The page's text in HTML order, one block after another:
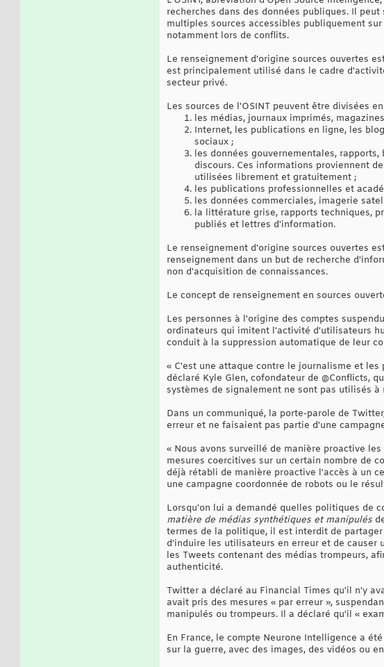
recherches dans des données publiques. Il
multiples sources accessibles publiquement
notamment lors de conflits.
Le renseignement d'origine sources ouvertes
est principalement utilisé dans le cadre
secteur privé.
Les sources de l'OSINT peuvent être divisées
les médias, journaux imprimés,
Internet, les publications en ligne, les
sociaux ;
les données gouvernementales,
discours. Ces informations proviennent
utilisées librement et gratuitement ;
les publications professionnelles et
les données commerciales, imagerie
la littérature grise, rapports techniques,
publiés et lettres d'information.
Le renseignement d'origine sources ouvertes
renseignement dans un but de recherche
non d'acquisition de connaissances.
Le concept de renseignement en sources
Les personnes à l'origine des comptes
ordinateurs qui imitent l'activité d'utilisateurs
conduit à la suppression automatique de leur
« C'est une attaque contre le journalisme et
déclaré Kyle Glen, cofondateur de @Conflicts,
systèmes de signalement ne sont pas utilisés
Dans un communiqué, la porte-parole de
erreur et ne faisaient pas partie d'une
« Nous avons surveillé de manière proactive
mesures coercitives sur un certain nombre de
déjà rétabli de manière proactive l'accès à un
une campagne coordonnée de robots ou le
Lorsqu'on lui a demandé quelles politiques de
matière de médias synthétiques et manipulés
termes de la politique, il est interdit de
d'induire les utilisateurs en erreur et de causer
les Tweets contenant des médias trompeurs,
authenticité.
Twitter a déclaré au Financial Times qu'il n'y
avait pris des mesures « par erreur »,
manipulés ou trompeurs. Il a déclaré qu'il «
En France, le compte Neurone Intelligence a
sur la guerre, avec des images, des vidéos ou